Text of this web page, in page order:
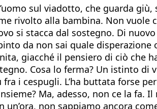
sul viadotto, che guarda
rivolto alla bambina. Non
si stacca dal sostegno. Di
da non sai quale
giacché il pensiero di ciò che
Cosa lo ferma? Un istinto
i cespugli. L’ha buttata forse
Ma, adesso, non ce la fa.
un’ora, non sappiamo ancora